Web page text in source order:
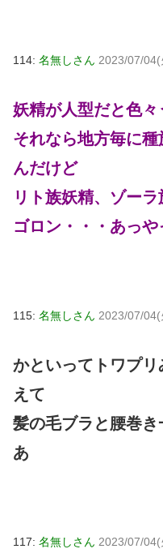
114: 名無しさん 2023/07/
妖精が人型だと色
それなら地方毎に
んだけど
リト族妖精、ゾーラ
ゴロン・・・あっや
115: 名無しさん 2023/07/
かといってトワプ
えて
髪の毛ブラと腰巻
あ
117: 名無しさん 2023/07/